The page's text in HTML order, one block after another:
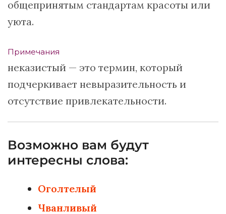
общепринятым стандартам красоты или
уюта.
Примечания
неказистый — это термин, который
подчеркивает невыразительность и
отсутствие привлекательности.
Возможно вам будут
интересны слова:
Оголтелый
Чванливый